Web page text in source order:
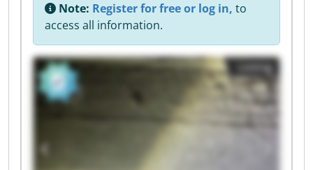
Note: Register for free or log in, to
access all information.
Listing